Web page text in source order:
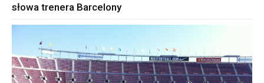
słowa trenera Barcelony